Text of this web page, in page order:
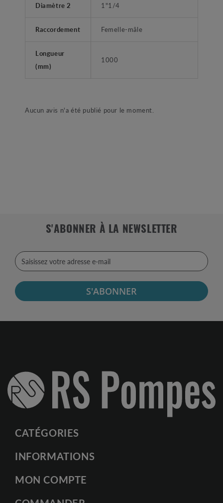
Diamètre 2 1"1/4
Raccordement Femelle-mâle
Longueur
(mm)
1000
Aucun avis n'a été publié pour le moment.
S'ABONNER À LA NEWSLETTER
S'ABONNER
CATÉGORIES
INFORMATIONS
MON COMPTE